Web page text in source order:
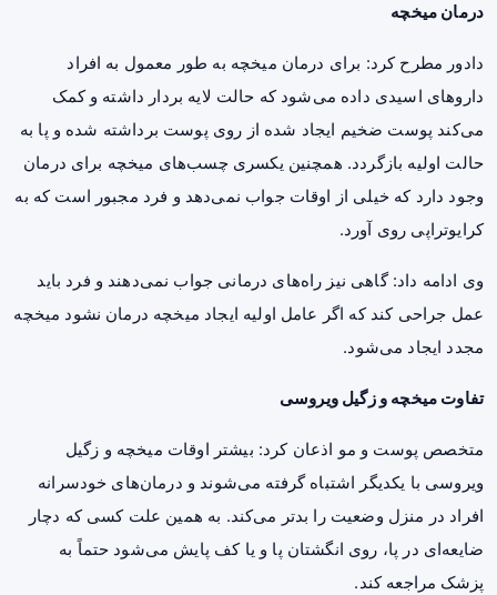
درمان میخچه
دادور مطرح کرد: برای درمان میخچه به طور معمول به افراد
داروهای اسیدی داده می‌شود که حالت لایه بردار داشته و کمک
می‌کند پوست ضخیم ایجاد شده از روی پوست برداشته شده و پا به
حالت اولیه بازگردد. همچنین یکسری چسب‌های میخچه برای درمان
وجود دارد که خیلی از اوقات جواب نمی‌دهد و فرد مجبور است که به
کرایوتراپی روی آورد.
وی ادامه داد: گاهی نیز راه‌های درمانی جواب نمی‌دهند و فرد باید
عمل جراحی کند که اگر عامل اولیه ایجاد میخچه درمان نشود میخچه
مجدد ایجاد می‌شود.
تفاوت میخچه و زگیل ویروسی
متخصص پوست و مو اذعان کرد: بیشتر اوقات میخچه و زگیل
ویروسی با یکدیگر اشتباه گرفته می‌شوند و درمان‌های خودسرانه
افراد در منزل وضعیت را بدتر می‌کند. به همین علت کسی که دچار
ضایعه‌ای در پا، روی انگشتان پا و یا کف پایش می‌شود حتماً به
پزشک مراجعه کند.